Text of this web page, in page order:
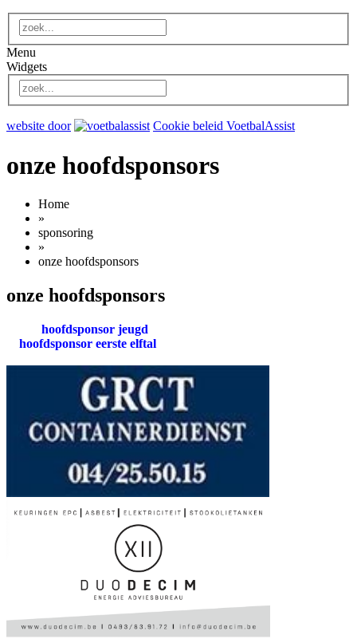
Menu
Widgets
website door Cookie beleid VoetbalAssist
onze hoofdsponsors
Home
»
sponsoring
»
onze hoofdsponsors
onze hoofdsponsors
hoofdsponsor jeugd
hoofdsponsor eerste elftal